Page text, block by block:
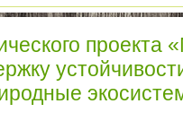
проекта